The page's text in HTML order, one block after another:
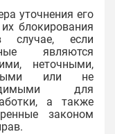
уточнения его
блокирования
случае, если
являются
неточными,
или не
для
а также
законом